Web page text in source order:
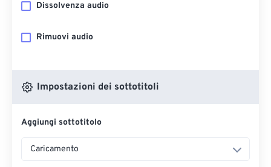
Dissolvenza audio
Rimuovi audio
Impostazioni dei sottotitoli
Aggiungi sottotitolo
Caricamento